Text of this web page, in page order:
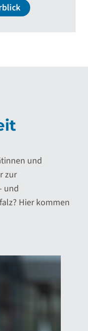
und
zur
und
Hier kommen